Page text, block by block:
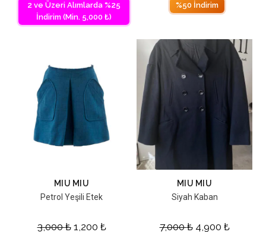
2 ve Üzeri Alımlarda %25
İndirim (Min. 5,000 ₺)
%50 İndirim
MIU MIU
Petrol Yeşili Etek
3,000₺ 1,200 ₺
MIU MIU
Siyah Kaban
7,000₺ 4,900 ₺